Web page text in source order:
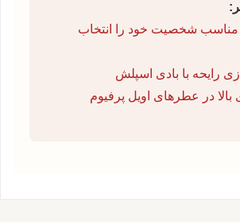
شخصیت خود را انتخاب
رایحه با بادی اسپلش
بالا در عطرهای اویل پرفیوم